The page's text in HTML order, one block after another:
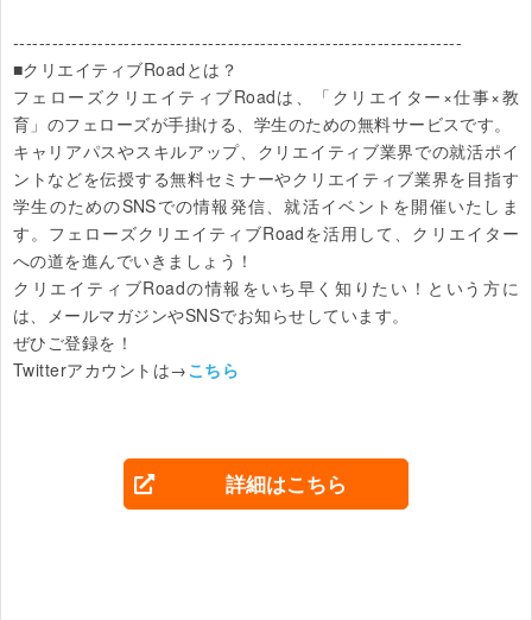
---------------------------------------------------------------------
■クリエイティブRoadとは？
フェローズクリエイティブRoadは、「クリエイター×仕事×教
育」のフェローズが手掛ける、学生のための無料サービスです。
キャリアパスやスキルアップ、クリエイティブ業界での就活ポイ
ントなどを伝授する無料セミナーやクリエイティブ業界を目指す
学生のためのSNSでの情報発信、就活イベントを開催いたしま
す。フェローズクリエイティブRoadを活用して、クリエイター
への道を進んでいきましょう！
クリエイティブRoadの情報をいち早く知りたい！という方に
は、メールマガジンやSNSでお知らせしています。
ぜひご登録を！
Twitterアカウントは→こちら
詳細はこちら